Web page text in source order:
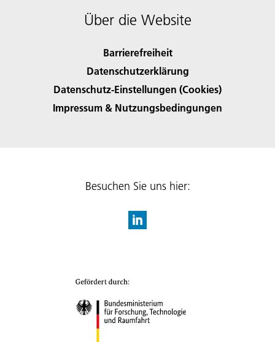
Über die Website
Barrierefreiheit
Datenschutzerklärung
Datenschutz-Einstellungen (Cookies)
Impressum & Nutzungsbedingungen
Besuchen Sie uns hier: